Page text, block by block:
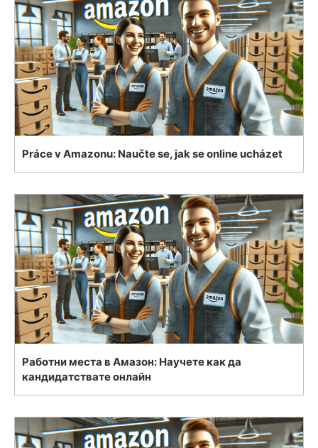
Práce v Amazonu: Naučte se, jak se online ucházet
Работни места в Амазон: Научете как да
кандидатствате онлайн